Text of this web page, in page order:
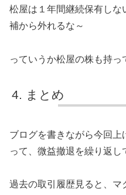
松屋は１年間継続保有しな
補から外れるな～
っていうか松屋の株も持っ
まとめ
ブログを書きながら今回
って、微益撤退を繰り返し
過去の取引履歴見ると、マ